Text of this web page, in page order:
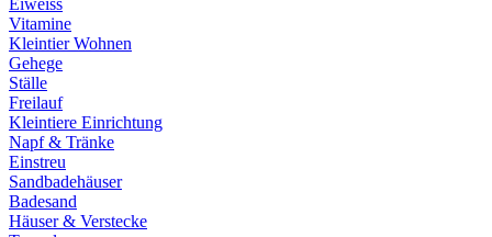
Eiweiss
Vitamine
Kleintier Wohnen
Gehege
Ställe
Freilauf
Kleintiere Einrichtung
Napf & Tränke
Einstreu
Sandbadehäuser
Badesand
Häuser & Verstecke